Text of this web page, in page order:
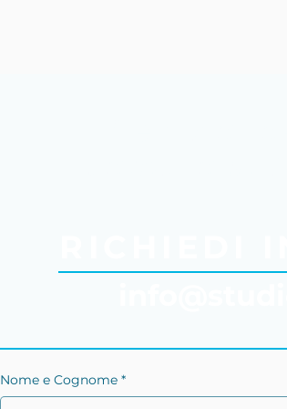
Nome e Cognome *